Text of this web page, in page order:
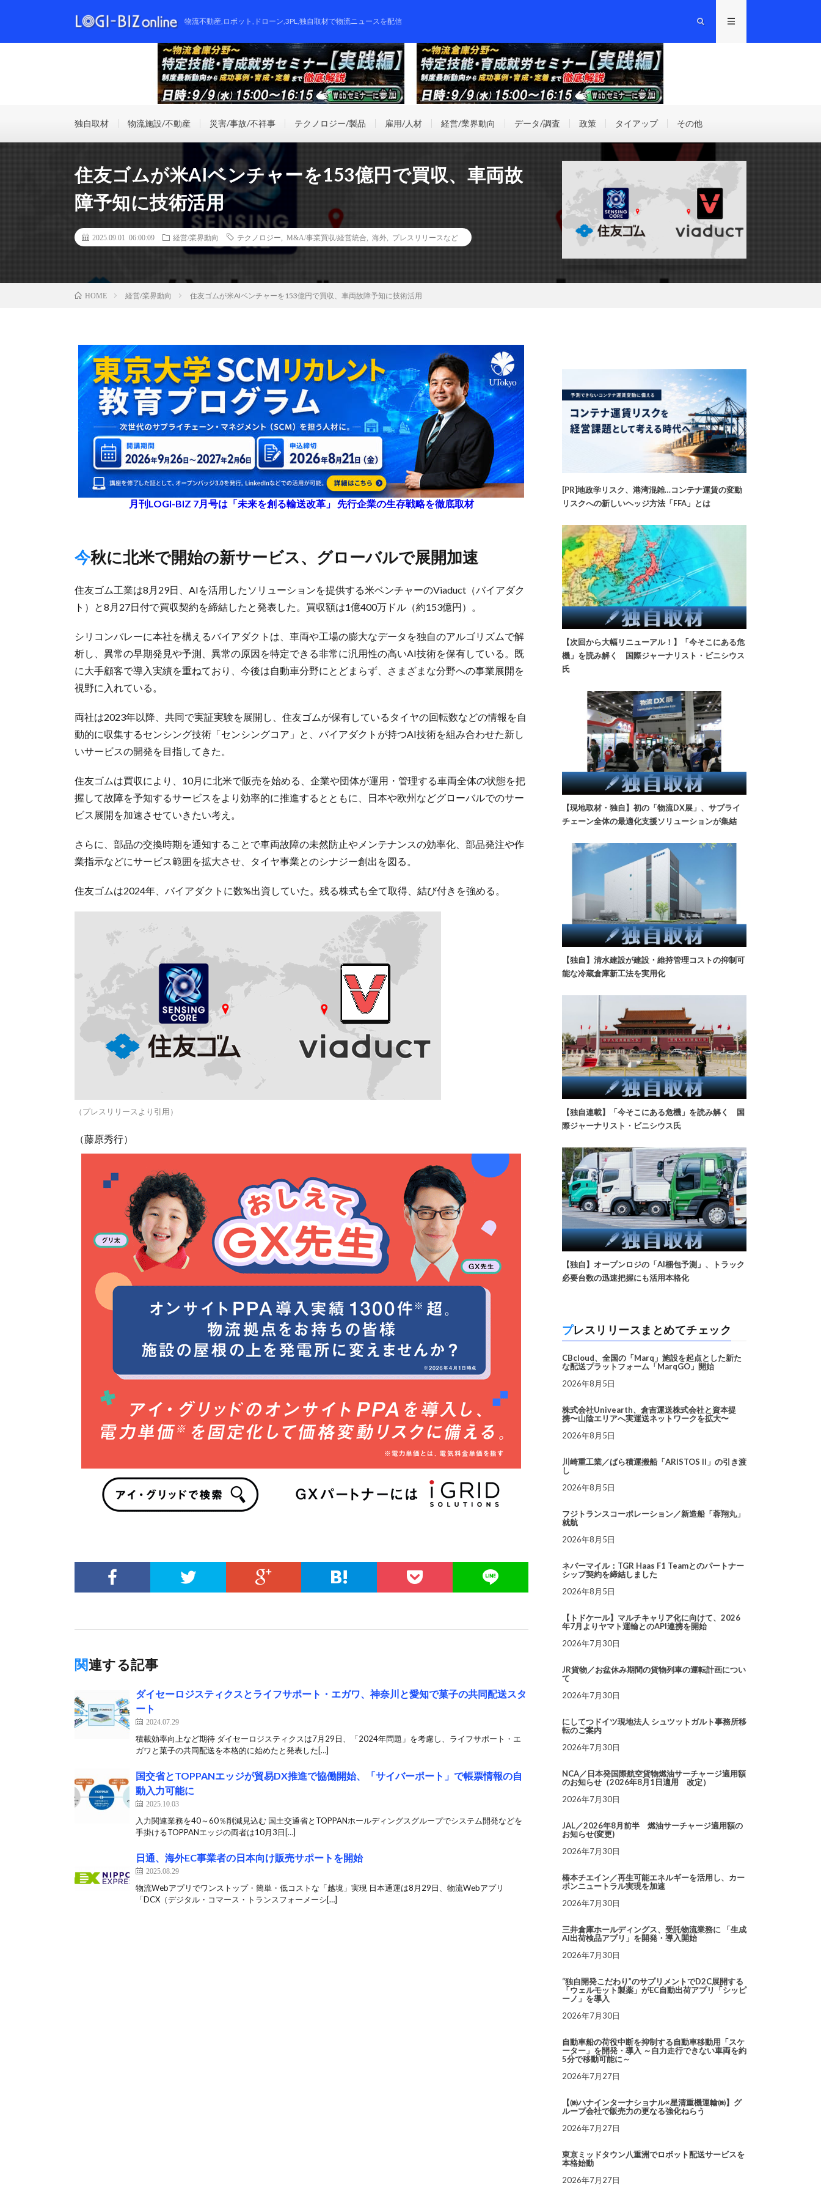
物流不動産,ロボット,ドローン,3PL,独自取材で物流ニュースを配信
独自取材 物流施設/不動産 災害/事故/不祥事 テクノロジー/製品 雇用/人材 経営/業界動向 データ/調査 政策 タイアップ その他
住友ゴムが米AIベンチャーを153億円で買収、車両故
障予知に技術活用
2025.09.01 06:00:09 経営/業界動向 テクノロジー M&A/事業買収/経営統合 海外 プレスリリースなど
HOME 経営/業界動向 住友ゴムが米AIベンチャーを153億円で買収、車両故障予知に技術活用
月刊LOGI-BIZ 7月号は「未来を創る輸送改革」 先行企業の生存戦略を徹底取材
今秋に北米で開始の新サービス、グローバルで展開加速
住友ゴム工業は8月29日、AIを活用したソリューションを提供する米ベンチャーのViaduct（バイアダク
ト）と8月27日付で買収契約を締結したと発表した。買収額は1億400万ドル（約153億円）。
シリコンバレーに本社を構えるバイアダクトは、車両や工場の膨大なデータを独自のアルゴリズムで解
析し、異常の早期発見や予測、異常の原因を特定できる非常に汎用性の高いAI技術を保有している。既
に大手顧客で導入実績を重ねており、今後は自動車分野にとどまらず、さまざまな分野への事業展開を
視野に入れている。
両社は2023年以降、共同で実証実験を展開し、住友ゴムが保有しているタイヤの回転数などの情報を自
動的に収集するセンシング技術「センシングコア」と、バイアダクトが持つAI技術を組み合わせた新し
いサービスの開発を目指してきた。
住友ゴムは買収により、10月に北米で販売を始める、企業や団体が運用・管理する車両全体の状態を把
握して故障を予知するサービスをより効率的に推進するとともに、日本や欧州などグローバルでのサー
ビス展開を加速させていきたい考え。
さらに、部品の交換時期を通知することで車両故障の未然防止やメンテナンスの効率化、部品発注や作
業指示などにサービス範囲を拡大させ、タイヤ事業とのシナジー創出を図る。
住友ゴムは2024年、バイアダクトに数%出資していた。残る株式も全て取得、結び付きを強める。
（プレスリリースより引用）
（藤原秀行）
関連する記事
ダイセーロジスティクスとライフサポート・エガワ、神奈川と愛知で菓子の共同配送スタ
ート
2024.07.29
積載効率向上など期待 ダイセーロジスティクスは7月29日、「2024年問題」を考慮し、ライフサポート・エ
ガワと菓子の共同配送を本格的に始めたと発表した[…]
国交省とTOPPANエッジが貿易DX推進で協働開始、「サイバーポート」で帳票情報の自
動入力可能に
2025.10.03
入力関連業務を40～60％削減見込む 国土交通省とTOPPANホールディングスグループでシステム開発などを
手掛けるTOPPANエッジの両者は10月3日[…]
日通、海外EC事業者の日本向け販売サポートを開始
2025.08.29
物流Webアプリでワンストップ・簡単・低コストな「越境」実現 日本通運は8月29日、物流Webアプリ
「DCX（デジタル・コマース・トランスフォーメーシ[…]
[PR]地政学リスク、港湾混雑…コンテナ運賃の変動
リスクへの新しいヘッジ方法「FFA」とは
【次回から大幅リニューアル！】「今そこにある危
機」を読み解く 国際ジャーナリスト・ビニシウス
氏
【現地取材・独自】初の「物流DX展」、サプライ
チェーン全体の最適化支援ソリューションが集結
【独自】清水建設が建設・維持管理コストの抑制可
能な冷蔵倉庫新工法を実用化
【独自連載】「今そこにある危機」を読み解く 国
際ジャーナリスト・ビニシウス氏
【独自】オープンロジの「AI梱包予測」、トラック
必要台数の迅速把握にも活用本格化
プレスリリースまとめてチェック
CBcloud、全国の「Marq」施設を起点とした新た
な配送プラットフォーム「MarqGO」開始
2026年8月5日
株式会社Univearth、倉吉運送株式会社と資本提
携〜山陰エリアへ実運送ネットワークを拡大〜
2026年8月5日
川崎重工業／ばら積運搬船「ARISTOS II」の引き渡
し
2026年8月5日
フジトランスコーポレーション／新造船「蓉翔丸」
就航
2026年8月5日
ネバーマイル：TGR Haas F1 Teamとのパートナー
シップ契約を締結しました
2026年8月5日
【トドケール】マルチキャリア化に向けて、2026
年7月よりヤマト運輸とのAPI連携を開始
2026年7月30日
JR貨物／お盆休み期間の貨物列車の運転計画につい
て
2026年7月30日
にしてつドイツ現地法人 シュツットガルト事務所移
転のご案内
2026年7月30日
NCA／日本発国際航空貨物燃油サーチャージ適用額
のお知らせ（2026年8月1日適用 改定）
2026年7月30日
JAL／2026年8月前半 燃油サーチャージ適用額の
お知らせ(変更)
2026年7月30日
椿本チエイン／再生可能エネルギーを活用し、カー
ボンニュートラル実現を加速
2026年7月30日
三井倉庫ホールディングス、受託物流業務に 「生成
AI出荷検品アプリ」を開発・導入開始
2026年7月30日
“独自開発こだわり”のサプリメントでD2C展開する
「ウェルモット製薬」がEC自動出荷アプリ「シッピ
ーノ」を導入
2026年7月30日
自動車船の荷役中断を抑制する自動車移動用「スケ
ーター」を開発・導入 ～自力走行できない車両を約
5分で移動可能に～
2026年7月27日
【㈱ハナインターナショナル×星清重機運輸㈱】グ
ループ会社で販売力の更なる強化ねらう
2026年7月27日
東京ミッドタウン八重洲でロボット配送サービスを
本格始動
2026年7月27日